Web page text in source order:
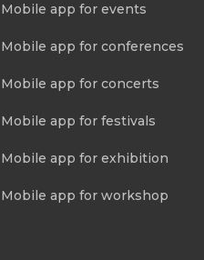
Mobile app for events
Mobile app for conferences
Mobile app for concerts
Mobile app for festivals
Mobile app for exhibition
Mobile app for workshop